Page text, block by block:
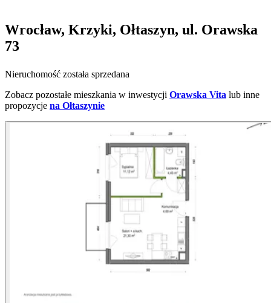
Wrocław, Krzyki, Ołtaszyn, ul. Orawska
73
Nieruchomość została sprzedana
Zobacz pozostałe mieszkania w inwestycji Orawska Vita lub inne
propozycje na Ołtaszynie